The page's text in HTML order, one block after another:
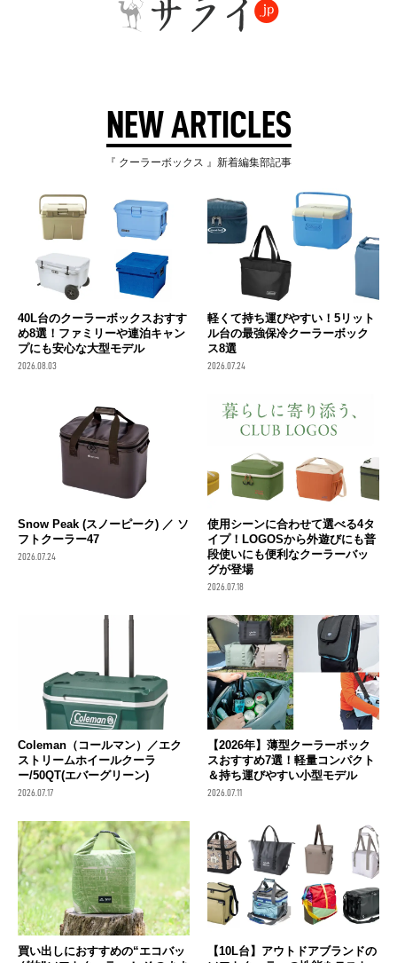
NEW ARTICLES
『 クーラーボックス 』新着編集部記事
40L台のクーラーボックスおすす
め8選！ファミリーや連泊キャン
プにも安心な大型モデル
2026.08.03
軽くて持ち運びやすい！5リット
ル台の最強保冷クーラーボック
ス8選
2026.07.24
Snow Peak (スノーピーク) ／ ソ
フトクーラー47
2026.07.24
使用シーンに合わせて選べる4タ
イプ！LOGOSから外遊びにも普
段使いにも便利なクーラーバッ
グが登場
2026.07.18
Coleman（コールマン）／エク
ストリームホイールクーラ
ー/50QT(エバーグリーン)
2026.07.17
【2026年】薄型クーラーボック
スおすすめ7選！軽量コンパクト
＆持ち運びやすい小型モデル
2026.07.11
買い出しにおすすめの“エコバッ
【10L台】アウトドアブランドの